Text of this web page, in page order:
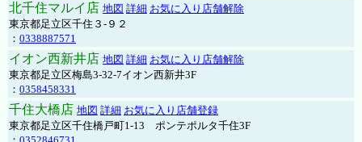
北千住マルイ店 地図 詳細 お気に入り店舗解除
東京都足立区千住３-９２
： 0338887571
イオン西新井店 地図 詳細 お気に入り店舗解除
東京都足立区梅島3-32-7イオン西新井3F
： 0358458331
千住大橋店 地図 詳細 お気に入り店舗登録
東京都足立区千住橋戸町1-13 ポンテポルタ千住3F